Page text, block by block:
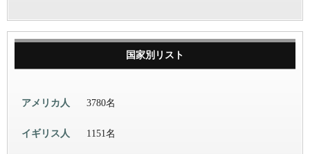
国家別リスト
アメリカ人 3780名
イギリス人 1151名